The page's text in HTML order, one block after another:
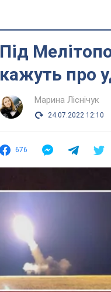
Під
кажуть про
Марина Ліснічук
24.07.2022 12:10
676